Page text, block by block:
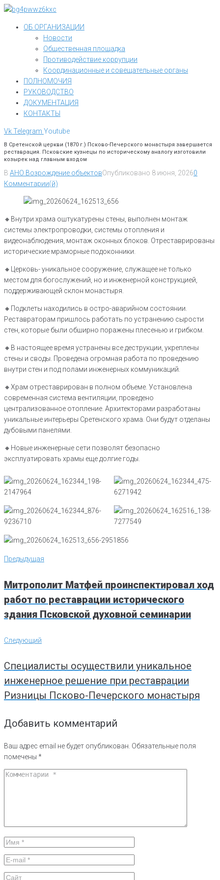
Перейти
контентуОБ ОРГАНИЗАЦИИ
Новости
Общественная площадка
Противодействие коррупции
Координационные и совещательные органы
ПОЛНОМОЧИЯ
РУКОВОДСТВО
ДОКУМЕНТАЦИЯ
КОНТАКТЫ
VkTelegram Youtube
В Сретенской церкви (1870 г.) Псково-Печерского монастыря завершается
реставрация. Псковские кузнецы по историческому аналогу изготовили
козырек над главным входом
В АНО Возрождение объектовОпубликовано 8 июня, 20260
Комментарии(й)
🔸Внутри храма оштукатурены стены, выполнен монтаж
системы электропроводки, системы отопления и
видеонаблюдения, монтаж оконных блоков. Отреставрированы
исторические мраморные подоконники.
🔸Церковь- уникальное сооружение, служащее не только
местом для богослужений, но и инженерной конструкцией,
поддерживающей склон монастыря.
🔸Подклеты находились в остро-аварийном состоянии.
Реставраторам пришлось работать по устранению сырости
стен, которые были обширно поражены плесенью и грибком.
🔸В настоящее время устранены все деструкции, укреплены
стены и своды. Проведена огромная работа по проведению
внутри стен и под полами инженерных коммуникаций.
🔸Храм отреставрирован в полном объеме. Установлена
современная система вентиляции, проведено
централизованное отопление. Архитекторами разработаны
уникальные интерьеры Сретенского храма. Они будут отделаны
дубовыми панелями.
🔸Новые инженерные сети позволят безопасно
эксплуатировать храмы еще долгие годы.
Навигация
по
Предыдущая
Предыдущая
Митрополит Матфей проинспектировал ход
работ по реставрации исторического
здания Псковской духовной семинарии
Следующий
Следующий
Специалисты осуществили уникальное
инженерное решение при реставрации
Ризницы Псково-Печерского монастыря
Добавить комментарий
Ваш адрес email не будет опубликован. Обязательные поля
помечены *